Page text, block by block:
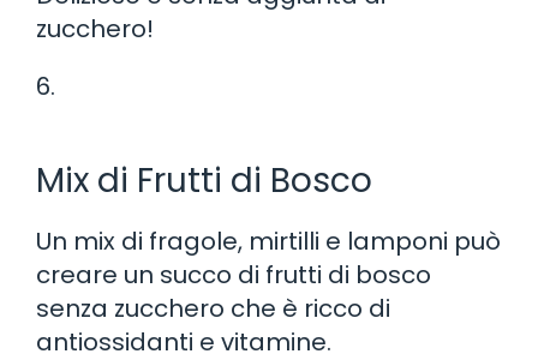
zucchero!
6.
Mix di Frutti di Bosco
Un mix di fragole, mirtilli e lamponi può
creare un succo di frutti di bosco
senza zucchero che è ricco di
antiossidanti e vitamine.